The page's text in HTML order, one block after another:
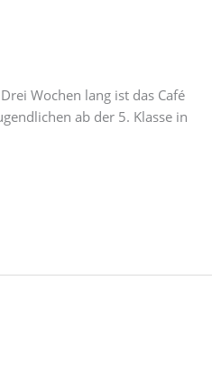
Wochen lang ist das Café
ab der 5. Klasse in